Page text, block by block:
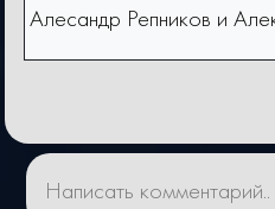
Алесандр Репников и